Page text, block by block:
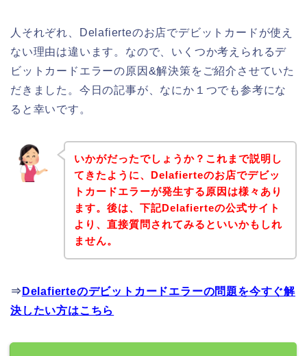
人それぞれ、Delafierteのお店でデビットカードが使え
ない理由は違います。なので、いくつか考えられるデ
ビットカードエラーの原因&解決策をご紹介させていた
だきました。今日の記事が、なにか１つでも参考にな
ると幸いです。
いかがだったでしょうか？これまで説明し
てきたように、Delafierteのお店でデビッ
トカードエラーが発生する原因は様々あり
ます。後は、下記Delafierteの公式サイト
より、直接質問されてみるといいかもしれ
ません。
⇒ Delafierteのデビットカードエラーの問題を今すぐ解
決したい方はこちら